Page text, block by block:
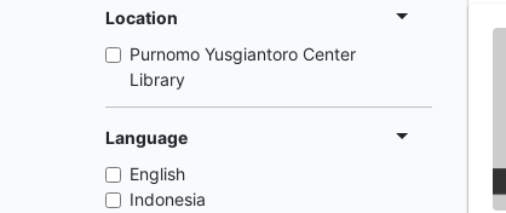
Location
Purnomo Yusgiantoro Center
Library
Language
English
Indonesia